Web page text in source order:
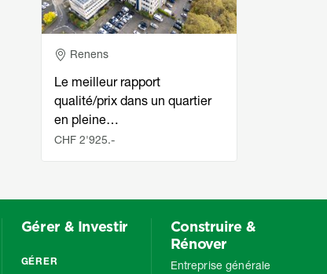
Adresse
Renens
Le meilleur rapport
qualité/prix dans un quartier
en pleine…
CHF 2'925.-
Gérer & Investir
GÉRER
Construire &
Rénover
Entreprise générale